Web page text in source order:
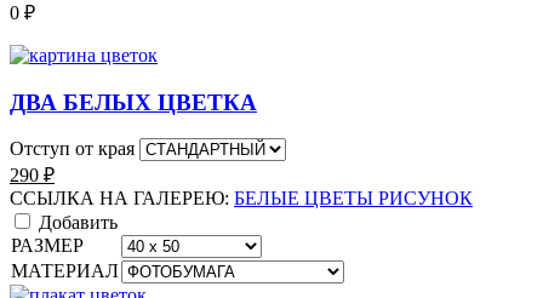
0 ₽
ДВА БЕЛЫХ ЦВЕТКА
Отступ от края
290 ₽
ССЫЛКА НА ГАЛЕРЕЮ: БЕЛЫЕ ЦВЕТЫ РИСУНОК
Добавить
РАЗМЕР
МАТЕРИАЛ